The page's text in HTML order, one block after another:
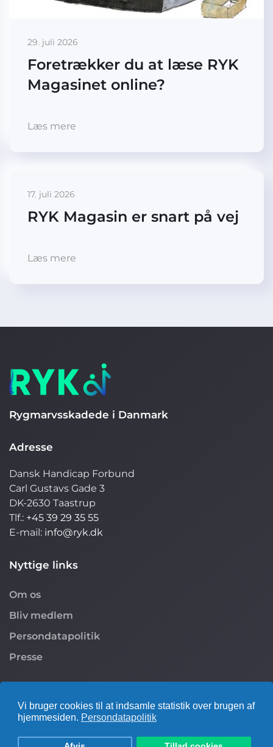
Vi bruger cookies til at indsamle statistik over brugen af
hjemmesiden. Persondatapolitik
29. juli 2026
Foretrækker du at læse RYK
Magasinet online?
Læs mere
17. juli 2026
RYK Magasin er snart på vej
Læs mere
Rygmarvsskadede i Danmark
Adresse
Dansk Handicap Forbund
Carl Gustavs Gade 3
DK-2630 Taastrup
Tlf.: +45 39 29 35 55
E-mail: info@ryk.dk
Nyttige links
Om os
Bliv medlem
Persondatapolitik
Presse